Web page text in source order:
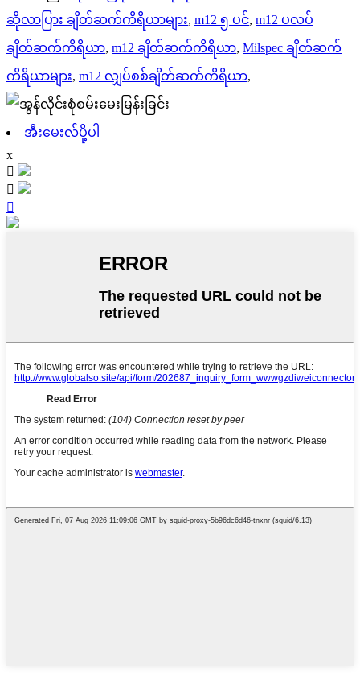
ဆိုလာပြား ချိတ်ဆက်ကိရိယာများ, m12 ၅ ပင်, m12 ပလပ်
ချိတ်ဆက်ကိရိယာ, m12 ချိတ်ဆက်ကိရိယာ, Milspec ချိတ်ဆက်
ကိရိယာများ, m12 လျှပ်စစ်ချိတ်ဆက်ကိရိယာ,
အီးမေးလ်ပို့ပါ
x


